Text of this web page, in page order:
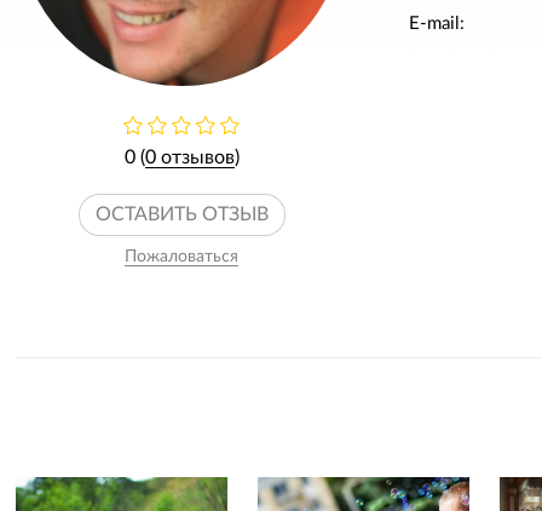
0 (0 отзывов)
ОСТАВИТЬ ОТЗЫВ
Пожаловаться
E-mail: